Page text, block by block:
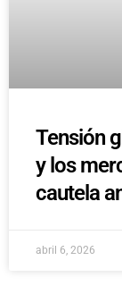
Tensión
y los
cautela
abril 6, 2026